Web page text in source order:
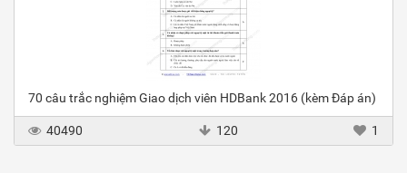
70 câu trắc nghiệm Giao dịch viên HDBank 2016 (kèm Đáp án)
40490 120 1